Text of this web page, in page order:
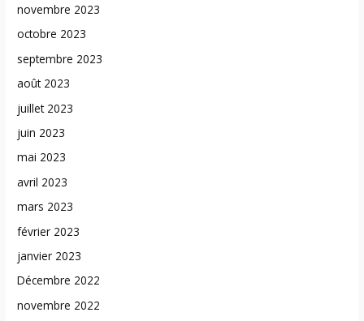
novembre 2023
octobre 2023
septembre 2023
août 2023
juillet 2023
juin 2023
mai 2023
avril 2023
mars 2023
février 2023
janvier 2023
Décembre 2022
novembre 2022